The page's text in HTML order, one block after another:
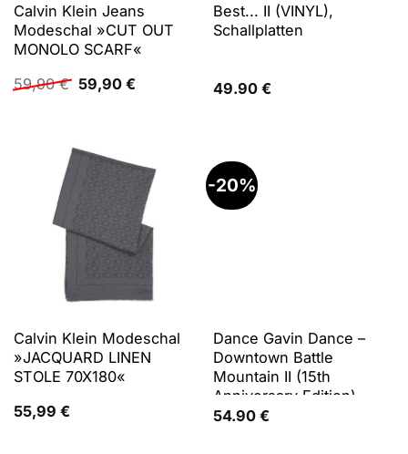
Calvin Klein Jeans
Modeschal »CUT OUT
MONOLO SCARF«
59,90€ Ursprünglicher
Preis
59,90 €Aktueller
Best... II (VINYL),
Schallplatten
49.90 €
Calvin Klein Modeschal
»JACQUARD LINEN
STOLE 70X180«
55,99 €
-20%
Dance Gavin Dance –
Downtown Battle
Mountain II (15th
Anniversary Edition)
(blau) (LP), Schallplatten
54.90 €